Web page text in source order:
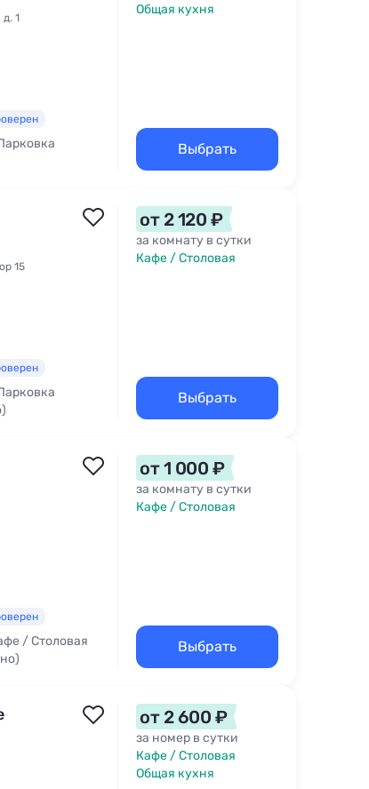
1
Общая кухня
Выбрать
15
от 2 120 ₽
за комнату в сутки
Кафе / Столовая
Выбрать
/ Столовая
от 1 000 ₽
за комнату в сутки
Кафе / Столовая
Выбрать
от 2 600 ₽
за номер в сутки
Кафе / Столовая
Общая кухня